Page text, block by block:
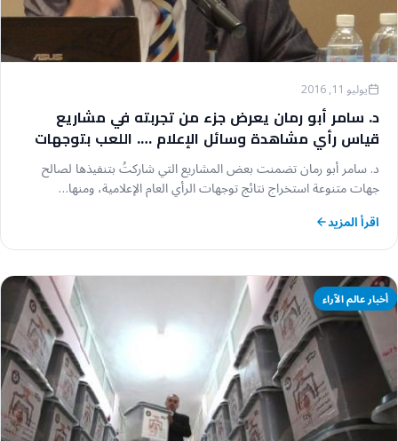
يوليو 11, 2016
د. سامر أبو رمان يعرض جزء من تجربته في مشاريع
قياس رأي مشاهدة وسائل الإعلام …. اللعب بتوجهات
الرأي العام
د. سامر أبو رمان تضمنت بعض المشاريع التي شاركتُ بتنفيذها لصالح
جهات متنوعة استخراج نتائج توجهات الرأي العام الإعلامية، ومنها…
اقرأ المزيد
أخبار عالم الآراء